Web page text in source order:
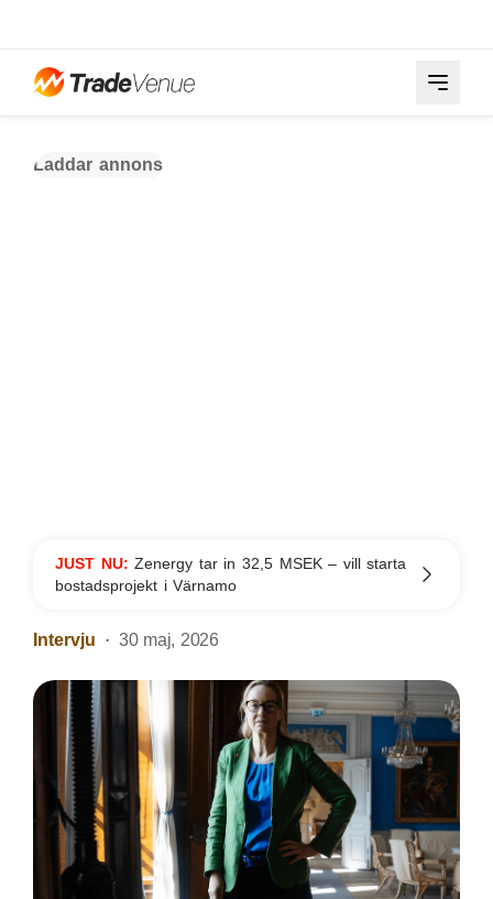
Laddar annons
JUST NU:Zenergy tar in 32,5 MSEK – vill starta
bostadsprojekt i Värnamo
Intervju 30 maj, 2026